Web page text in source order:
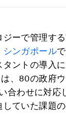
ジーで管理す
シンガポール
ントの導入
、80の政府
合わせに対応
ていた課題